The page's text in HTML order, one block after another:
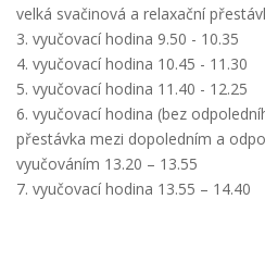
velká svačinová a relaxační
3. vyučovací hodina 9.50 - 10.35
4. vyučovací hodina 10.45 - 11.30
5. vyučovací hodina 11.40 - 12.25
6. vyučovací hodina (bez
přestávka mezi dopoledním a
vyučováním 13.20 – 13.55
7. vyučovací hodina 13.55 – 14.40